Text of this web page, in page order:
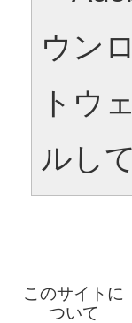
ウン
トウ
ルし
このサイトに
ついて